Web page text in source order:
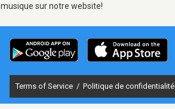
musique sur notre website!
Terms of Service / Politique de confidentialité